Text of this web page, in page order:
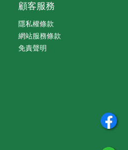
顧客服務
隱私權條款
網站服務條款
免責聲明